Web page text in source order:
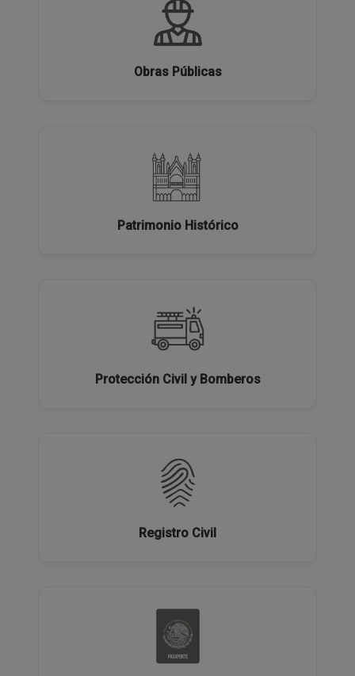
Obras Públicas
Patrimonio Histórico
Protección Civil y Bomberos
Registro Civil